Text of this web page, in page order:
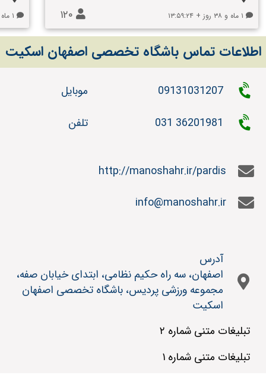
۱ ماه و ۳۸ روز + ۱۳:۵۹:۲۴ ۱۲۰ ۱ ماه و ۴۵ روز + ۱۴:۵۹:۲۴
اطلاعات تماس باشگاه تخصصی اصفهان اسکیت
09131031207
موبایل
031 36201981
تلفن
http://manoshahr.ir/pardis
info@manoshahr.ir
آدرس
اصفهان، سه راه حکیم نظامی، ابتدای خیابان صفه،
مجموعه ورزشی پردیس، باشگاه تخصصی اصفهان
اسکیت
تبلیغات متنی شماره ۲
تبلیغات متنی شماره ۱